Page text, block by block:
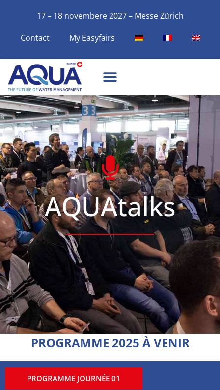
17 – 18 novembere 2027 – Messe Zürich
Contact My Easyfairs
AQUAtalks
PROGRAMME 2025 À VENIR
PROGRAMME JOURNÉE 01